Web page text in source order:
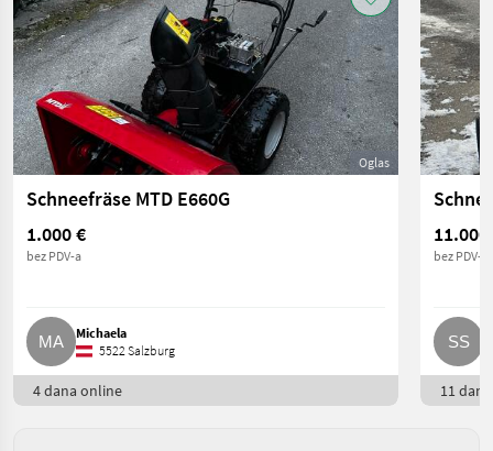
Oglas
Schneefräse MTD E660G
1.000 €
bez PDV-a
Michaela
5522 Salzburg
4 dana online
11.000
bez PDV-a
11